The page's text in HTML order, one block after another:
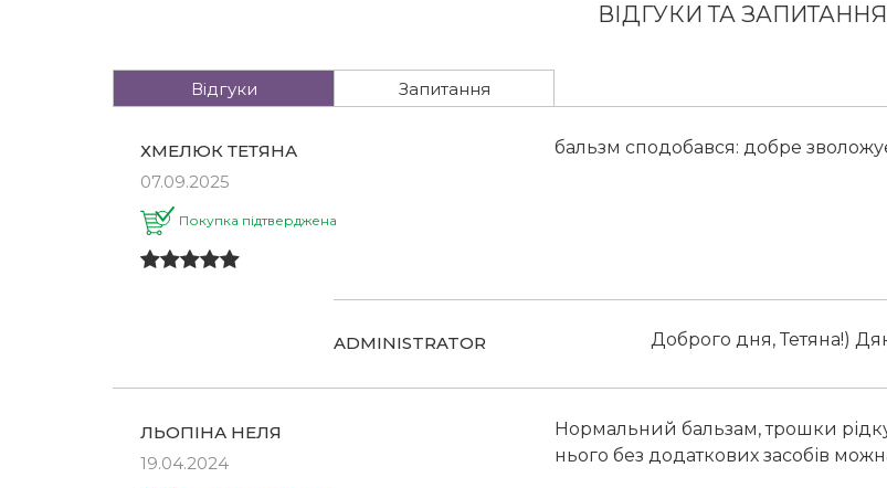
ВІДГУКИ ТА ЗАПИТАННЯ
Відгуки Запитання
ХМЕЛЮК ТЕТЯНА
07.09.2025
Покупка підтверджена
бальзм сподобався: добре
ADMINISTRATOR Доброго дня, Тетяна!)
ЛЬОПІНА НЕЛЯ
19.04.2024
Нормальний бальзам, трошки
нього без додаткових засобів